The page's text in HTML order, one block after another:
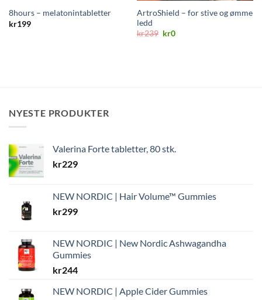
8hours – melatonintabletter
kr199
ArtroShield – for stive og ømme
ledd
kr239 Opprinnelig
kr0Nåværende
NYESTE PRODUKTER
Valerina Forte tabletter, 80 stk.
kr229
NEW NORDIC | Hair Volume™ Gummies
kr299
NEW NORDIC | New Nordic Ashwagandha
Gummies
kr244
NEW NORDIC | Apple Cider Gummies